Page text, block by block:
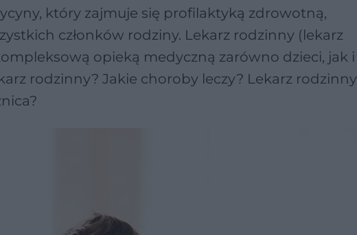
który zajmuje się profilaktyką zdrowotną,
członków rodziny. Lekarz rodzinny (lekarz
opieką medyczną zarówno dzieci, jak i
rodzinny? Jakie choroby leczy? Lekarz